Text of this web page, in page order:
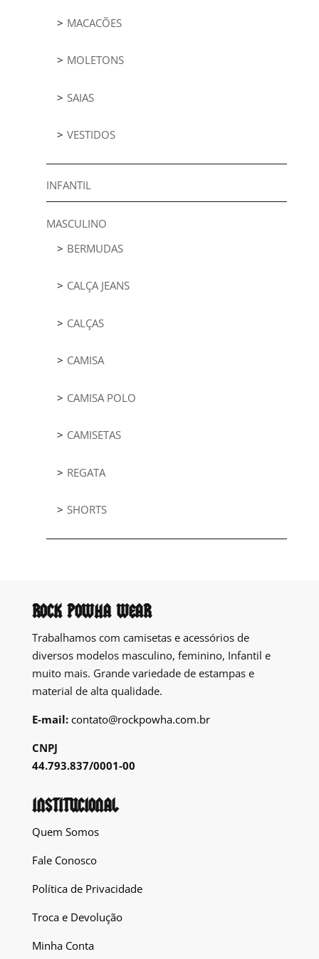
MACACÕES
MOLETONS
SAIAS
VESTIDOS
INFANTIL
MASCULINO
BERMUDAS
CALÇA JEANS
CALÇAS
CAMISA
CAMISA POLO
CAMISETAS
REGATA
SHORTS
ROCK POWHA WEAR
Trabalhamos com camisetas e acessórios de
diversos modelos masculino, feminino, Infantil e
muito mais. Grande variedade de estampas e
material de alta qualidade.
E-mail: contato@rockpowha.com.br
CNPJ
44.793.837/0001-00
INSTITUCIONAL
Quem Somos
Fale Conosco
Política de Privacidade
Troca e Devolução
Minha Conta